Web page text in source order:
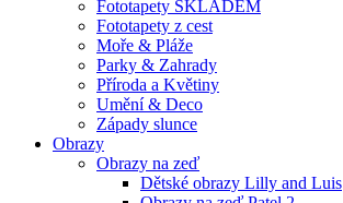
Fototapety SKLADEM
Fototapety z cest
Moře & Pláže
Parky & Zahrady
Příroda a Květiny
Umění & Deco
Západy slunce
Obrazy
Obrazy na zeď
Dětské obrazy Lilly and Luis